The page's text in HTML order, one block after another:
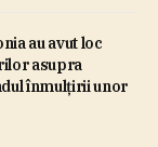
au avut loc
asupra
înmulţirii unor